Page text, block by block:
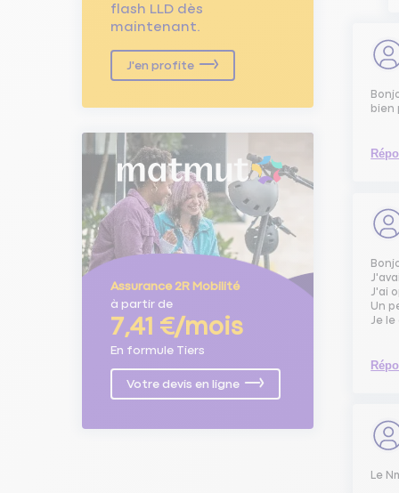
flash LLD dès
maintenant.
J'en profite
Assurance 2R Mobilité
à partir de
7,41 €/mois
En formule Tiers
Votre devis en ligne
bien
J'ai
Un
Je
Le